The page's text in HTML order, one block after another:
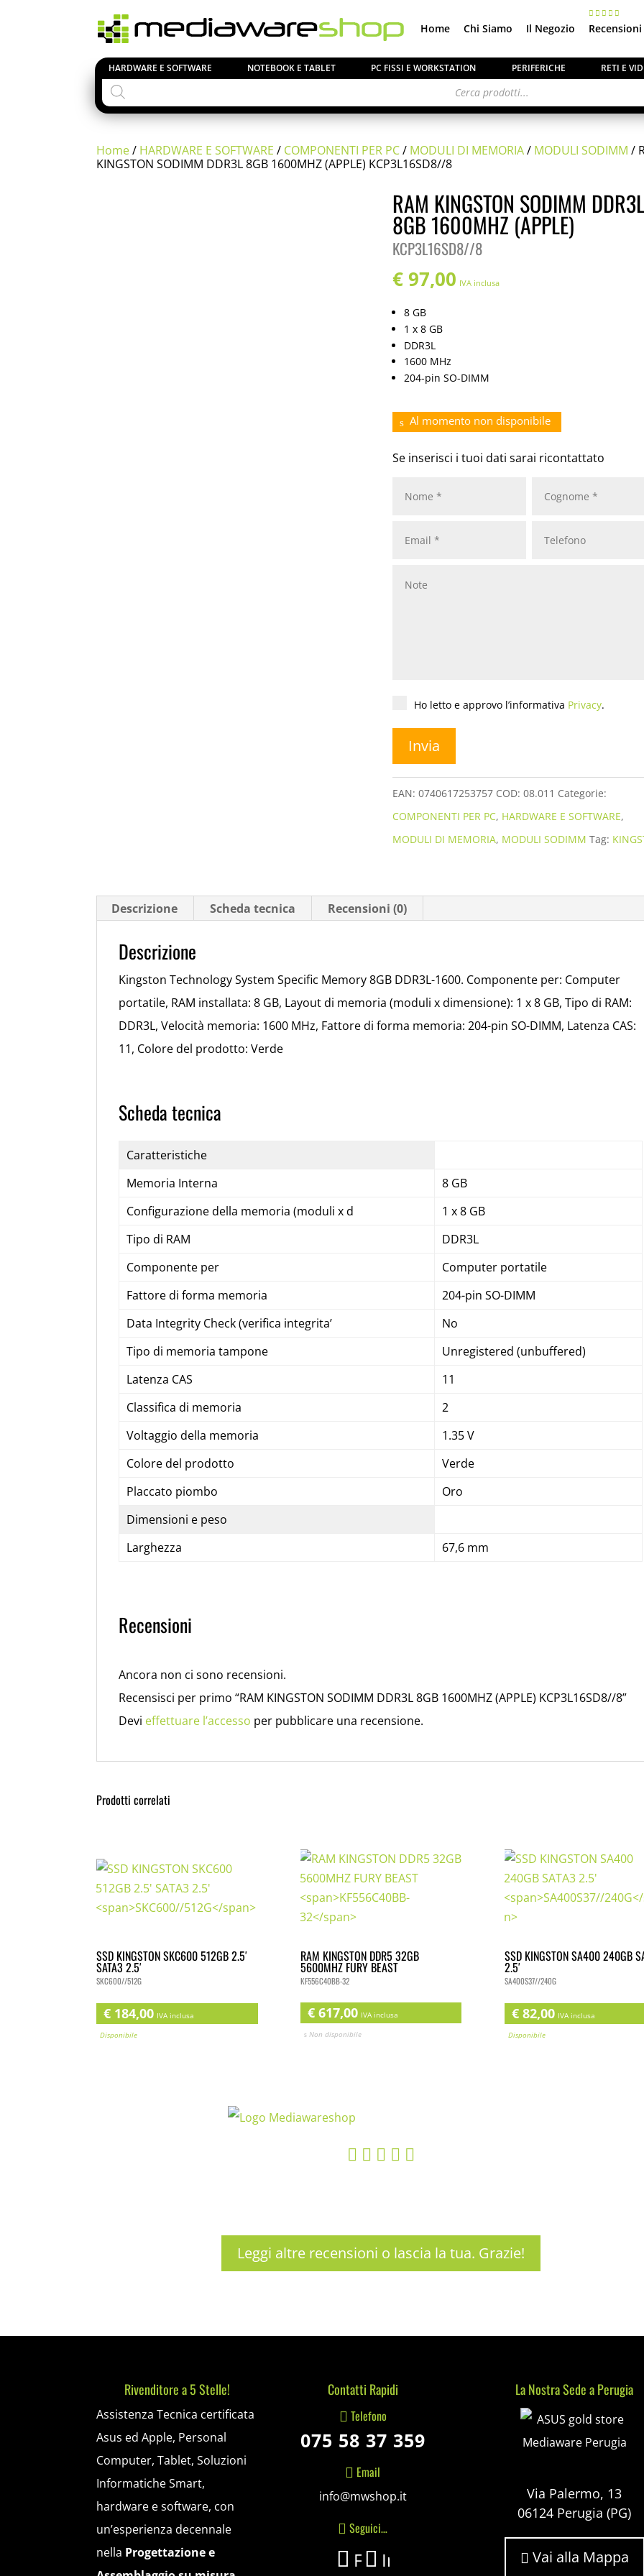
HARDWARE E SOFTWARE NOTEBOOK E TABLET PC FISSI E WORKSTATION PERIFERICHE RETI E
Products
search
Home Chi Siamo Il Negozio Recensioni
Home/ HARDWARE E SOFTWARE / COMPONENTI PER PC/ MODULI DI MEMORIA/ MODULI SODIMM /
KINGSTON SODIMM DDR3L 8GB 1600MHZ (APPLE) KCP3L16SD8//8
RAM KINGSTON SODIMM
8GB 1600MHZ (APPLE)
KCP3L16SD8//8
€97,00 IVA inclusa
8 GB
1 x 8 GB
DDR3L
1600 MHz
204-pin SO-DIMM
Al momento non disponibile
Se inserisci i tuoi dati sarai ricontattato
*
Ho letto e approvo l’informativa Privacy.
EAN:0740617253757 COD:08.011 Categorie:
COMPONENTI PER PC, HARDWARE E SOFTWARE,
MODULI DI MEMORIA, MODULI SODIMM Tag:
Descrizione Scheda tecnica Recensioni (0)
Descrizione
Kingston Technology System Specific Memory 8GB DDR3L-1600. Componente per: Computer
portatile, RAM installata: 8 GB, Layout di memoria (moduli x dimensione): 1 x 8 GB, Tipo di RAM:
DDR3L, Velocità memoria: 1600 MHz, Fattore di forma memoria: 204-pin SO-DIMM, Latenza CAS:
11, Colore del prodotto: Verde
Scheda tecnica
Caratteristiche
Memoria Interna
8 GB
Configurazione della memoria (moduli x d
1 x 8 GB
Tipo di RAM
DDR3L
Componente per
Computer portatile
Fattore di forma memoria
204-pin SO-DIMM
Data Integrity Check (verifica integrita’
No
Tipo di memoria tampone
Unregistered (unbuffered)
Latenza CAS
11
Classifica di memoria
2
Voltaggio della memoria
1.35 V
Colore del prodotto
Verde
Placcato piombo
Oro
Dimensioni e peso
Larghezza
67,6 mm
Recensioni
Ancora non ci sono recensioni.
Recensisci per primo “RAM KINGSTON SODIMM DDR3L 8GB 1600MHZ (APPLE) KCP3L16SD8//8”
Devi effettuare l’accesso per pubblicare una recensione.
Prodotti correlati
SSD KINGSTON SKC600 512GB 2.5′
SATA3 2.5′
SKC600//512G
€ 184,00 IVA inclusa
Disponibile
RAM KINGSTON DDR5 32GB
5600MHZ FURY BEAST
KF556C40BB-32
€617,00 IVA inclusa
Non disponibile
SSD KINGSTON SA400 240GB
2.5′
SA400S37//240G
€82,00 IVA inclusa
Disponibile
    
Leggi altre recensioni o lascia la tua. Grazie!
Rivenditore a 5 Stelle!
Assistenza Tecnica certificata
Asus ed Apple, Personal
Computer, Tablet, Soluzioni
Informatiche Smart,
hardware e software, con
un’esperienza decennale
nella Progettazione e
Contatti Rapidi
 Telefono
075 58 37 359
 Email
info@mwshop.it
 Seguici…
Facebook
Instagram
La Nostra Sede a Perugia
Mediaware
Via Palermo, 13
06124 Perugia (PG)
 Vai alla Mappa